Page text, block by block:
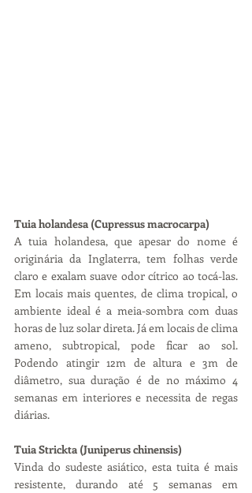
Tuia holandesa (Cupressus macrocarpa)
A tuia holandesa, que apesar do nome é
originária da Inglaterra, tem folhas verde
claro e exalam suave odor cítrico ao tocá-las.
Em locais mais quentes, de clima tropical, o
ambiente ideal é a meia-sombra com duas
horas de luz solar direta. Já em locais de clima
ameno, subtropical, pode ficar ao sol.
Podendo atingir 12m de altura e 3m de
diâmetro, sua duração é de no máximo 4
semanas em interiores e necessita de regas
diárias.
Tuia Strickta (Juniperus chinensis)
Vinda do sudeste asiático, esta tuita é mais
resistente, durando até 5 semanas em